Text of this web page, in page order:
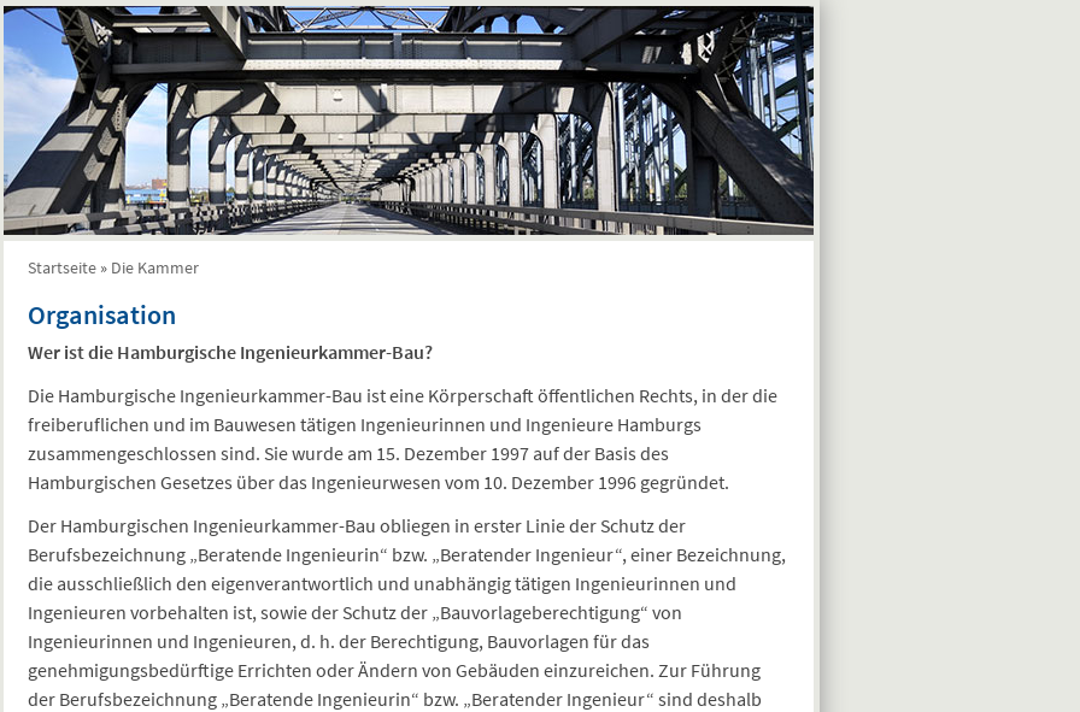
Sie sind hier
Startseite » Die Kammer
Organisation
Wer ist die Hamburgische Ingenieurkammer-Bau?
Die Hamburgische Ingenieurkammer-Bau ist eine Körperschaft öffentlichen Rechts, in der die
freiberuflichen und im Bauwesen tätigen Ingenieurinnen und Ingenieure Hamburgs
zusammengeschlossen sind. Sie wurde am 15. Dezember 1997 auf der Basis des
Hamburgischen Gesetzes über das Ingenieurwesen vom 10. Dezember 1996 gegründet.
Der Hamburgischen Ingenieurkammer-Bau obliegen in erster Linie der Schutz der
Berufsbezeichnung „Beratende Ingenieurin“ bzw. „Beratender Ingenieur“, einer Bezeichnung,
die ausschließlich den eigenverantwortlich und unabhängig tätigen Ingenieurinnen und
Ingenieuren vorbehalten ist, sowie der Schutz der „Bauvorlageberechtigung“ von
Ingenieurinnen und Ingenieuren, d. h. der Berechtigung, Bauvorlagen für das
genehmigungsbedürftige Errichten oder Ändern von Gebäuden einzureichen. Zur Führung
der Berufsbezeichnung „Beratende Ingenieurin“ bzw. „Beratender Ingenieur“ sind deshalb